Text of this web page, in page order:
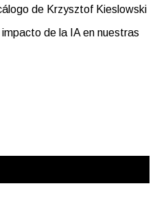
de Krzysztof Kieslowski
de la IA en nuestras